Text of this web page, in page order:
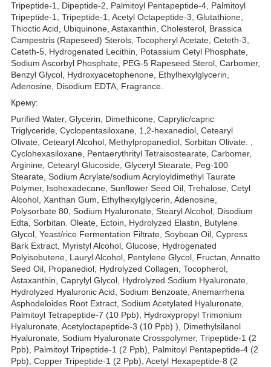
Tripeptide-1, Dipeptide-2, Palmitoyl Pentapeptide-4, Palmitoyl
Tripeptide-1, Tripeptide-1, Acetyl Octapeptide-3, Glutathione,
Thioctic Acid, Ubiquinone, Astaxanthin, Cholesterol, Brassica
Campestris (Rapeseed) Sterols, Tocopheryl Acetate, Ceteth-3,
Ceteth-5, Hydrogenated Lecithin, Potassium Cetyl Phosphate,
Sodium Ascorbyl Phosphate, PEG-5 Rapeseed Sterol, Carbomer,
Benzyl Glycol, Hydroxyacetophenone, Ethylhexylglycerin,
Adenosine, Disodium EDTA, Fragrance.
Крему:
Purified Water, Glycerin, Dimethicone, Caprylic/capric
Triglyceride, Cyclopentasiloxane, 1,2-hexanediol, Cetearyl
Olivate, Cetearyl Alcohol, Methylpropanediol, Sorbitan Olivate. ,
Cyclohexasiloxane, Pentaerythrityl Tetraisostearate, Carbomer,
Arginine, Cetearyl Glucoside, Glyceryl Stearate, Peg-100
Stearate, Sodium Acrylate/sodium Acryloyldimethyl Taurate
Polymer, Isohexadecane, Sunflower Seed Oil, Trehalose, Cetyl
Alcohol, Xanthan Gum, Ethylhexylglycerin, Adenosine,
Polysorbate 80, Sodium Hyaluronate, Stearyl Alcohol, Disodium
Edta, Sorbitan. Oleate, Ectoin, Hydrolyzed Elastin, Butylene
Glycol, Yeast/rice Fermentation Filtrate, Soybean Oil, Cypress
Bark Extract, Myristyl Alcohol, Glucose, Hydrogenated
Polyisobutene, Lauryl Alcohol, Pentylene Glycol, Fructan, Annatto
Seed Oil, Propanediol, Hydrolyzed Collagen, Tocopherol,
Astaxanthin, Caprylyl Glycol, Hydrolyzed Sodium Hyaluronate,
Hydrolyzed Hyaluronic Acid, Sodium Benzoate, Anemarrhena
Asphodeloides Root Extract, Sodium Acetylated Hyaluronate,
Palmitoyl Tetrapeptide-7 (10 Ppb), Hydroxypropyl Trimonium
Hyaluronate, Acetyloctapeptide-3 (10 Ppb) ), Dimethylsilanol
Hyaluronate, Sodium Hyaluronate Crosspolymer, Tripeptide-1 (2
Ppb), Palmitoyl Tripeptide-1 (2 Ppb), Palmitoyl Pentapeptide-4 (2
Ppb), Copper Tripeptide-1 (2 Ppb), Acetyl Hexapeptide-8 (2